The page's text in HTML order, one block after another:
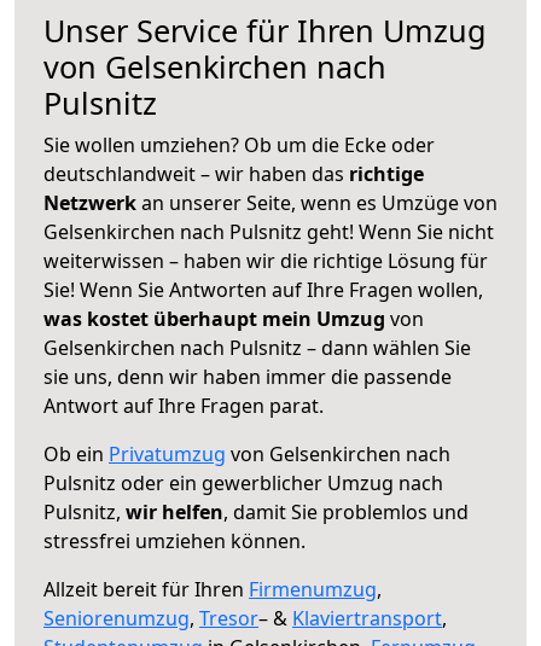
Unser Service für Ihren Umzug
von Gelsenkirchen nach
Pulsnitz
Sie wollen umziehen? Ob um die Ecke oder
deutschlandweit – wir haben das richtige
Netzwerkan unserer Seite, wenn es Umzüge von
Gelsenkirchen nach Pulsnitz geht! Wenn Sie nicht
weiterwissen – haben wir die richtige Lösung für
Sie! Wenn Sie Antworten auf Ihre Fragen wollen,
was kostet überhaupt mein Umzug von
Gelsenkirchen nach Pulsnitz – dann wählen Sie
sie uns, denn wir haben immer die passende
Antwort auf Ihre Fragen parat.
Ob ein Privatumzug von Gelsenkirchen nach
Pulsnitz oder ein gewerblicher Umzug nach
Pulsnitz, wir helfen, damit Sie problemlos und
stressfrei umziehen können.
Allzeit bereit für Ihren Firmenumzug,
Seniorenumzug, Tresor– & Klaviertransport,